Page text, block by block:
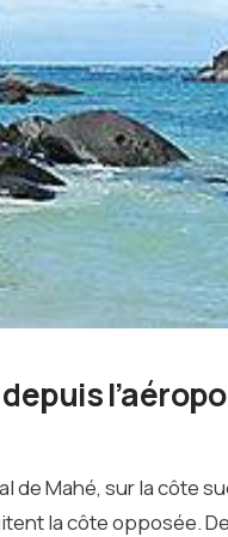
Mahé, sur la côte
la côte opposée.